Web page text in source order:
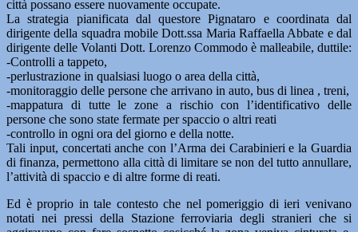
città possano essere nuovamente occupate.
La strategia pianificata dal questore Pignataro e coordinata dal
dirigente della squadra mobile Dott.ssa Maria Raffaella Abbate e dal
dirigente delle Volanti Dott. Lorenzo Commodo è malleabile, duttile:
-Controlli a tappeto,
-perlustrazione in qualsiasi luogo o area della città,
-monitoraggio delle persone che arrivano in auto, bus di linea , treni,
-mappatura di tutte le zone a rischio con l’identificativo delle
persone che sono state fermate per spaccio o altri reati
-controllo in ogni ora del giorno e della notte.
Tali input, concertati anche con l’Arma dei Carabinieri e la Guardia
di finanza, permettono alla città di limitare se non del tutto annullare,
l’attività di spaccio e di altre forme di reati.
Ed è proprio in tale contesto che nel pomeriggio di ieri venivano
notati nei pressi della Stazione ferroviaria degli stranieri che si